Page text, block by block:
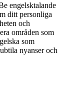
engelsktalande
ditt personliga
och
områden som
som
nyanser och